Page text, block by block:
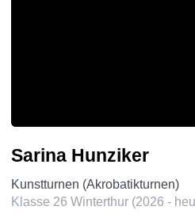
Sarina Hunziker
Kunstturnen (Akrobatikturnen)
Klasse 26 Winterthur (2026 -